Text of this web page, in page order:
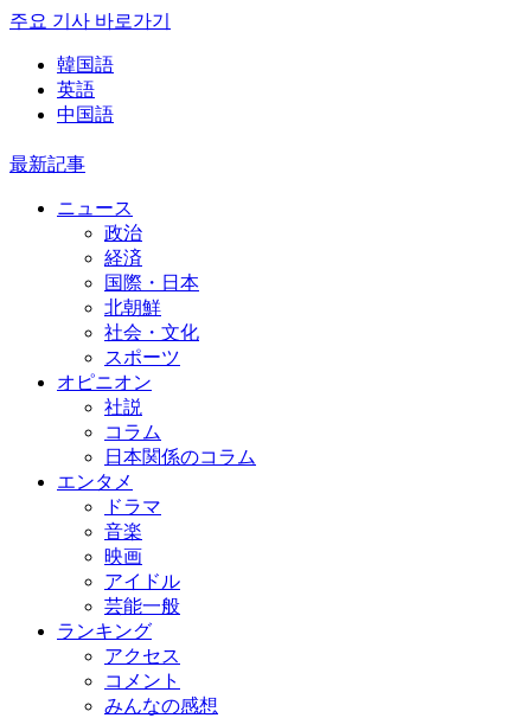
주요 기사 바로가기
韓国語
英語
中国語
最新記事
ニュース
政治
経済
国際・日本
北朝鮮
社会・文化
スポーツ
オピニオン
社説
コラム
日本関係のコラム
エンタメ
ドラマ
音楽
映画
アイドル
芸能一般
ランキング
アクセス
コメント
みんなの感想